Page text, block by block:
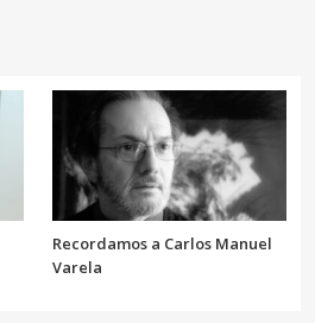
disminuir
el
volumen.
Recordamos a Carlos Manuel
Varela